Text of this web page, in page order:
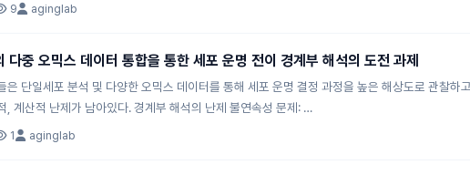
9 aginglab
다중 오믹스 데이터 통합을 통한 세포 운명 전이 경계부 해석의 도전 과제
은 단일세포 분석 및 다양한 오믹스 데이터를 통해 세포 운명 결정 과정을 높은 해상도로 관찰
, 계산적 난제가 남아있다. 경계부 해석의 난제 불연속성 문제: …
1 aginglab